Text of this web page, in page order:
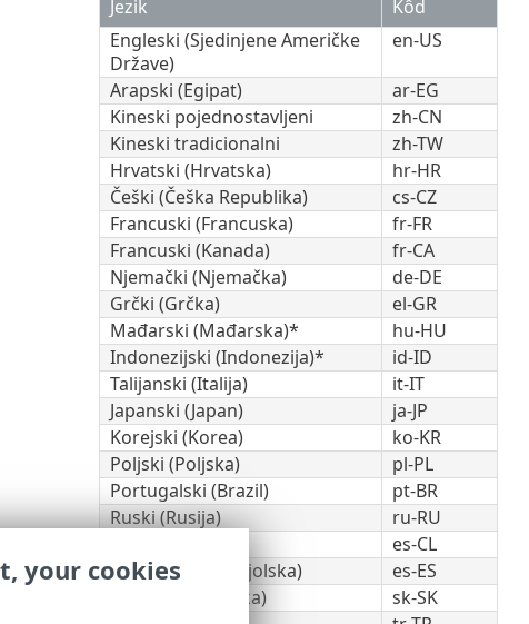
Jezik
Kôd
Engleski (Sjedinjene Američke
Države)
en-US
Arapski (Egipat)
ar-EG
Kineski pojednostavljeni
zh-CN
Kineski tradicionalni
zh-TW
Hrvatski (Hrvatska)
hr-HR
Češki (Češka Republika)
cs-CZ
Francuski (Francuska)
fr-FR
Francuski (Kanada)
fr-CA
Njemački (Njemačka)
de-DE
Grčki (Grčka)
el-GR
Mađarski (Mađarska)*
hu-HU
Indonezijski (Indonezija)*
id-ID
Talijanski (Italija)
it-IT
Japanski (Japan)
ja-JP
Korejski (Korea)
ko-KR
Poljski (Poljska)
pl-PL
Portugalski (Brazil)
pt-BR
Ruski (Rusija)
ru-RU
es-CL
Španjolski (Španjolska)
es-ES
Slovački (Slovačka)
sk-SK
your cookies